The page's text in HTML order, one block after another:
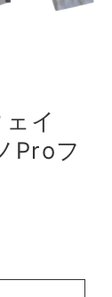
イ
Proフ